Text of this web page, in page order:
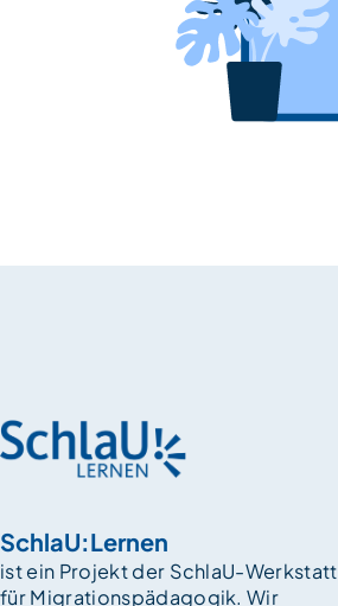
SchlaU:Lernen
ist ein Projekt der SchlaU-Werkstatt
für Migrationspädagogik. Wir